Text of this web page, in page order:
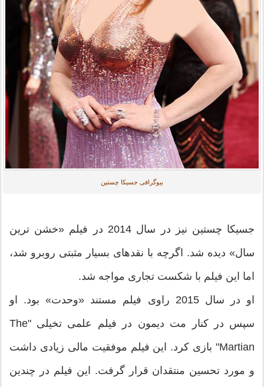
بیوگرافی جسیکا چستین
جسیکا چستین نیز در سال 2014 در فیلم «خشن ترین
سال» دیده شد. اگرچه با نقدهای بسیار مثبتی روبرو شد،
اما این فیلم با شکست تجاری مواجه شد.
او در سال 2015 راوی فیلم مستند «وحدت» بود. او
سپس در کنار مت دیمون در فیلم علمی تخیلی "The
Martian" بازی کرد. این فیلم موفقیت مالی زیادی داشت
و مورد تحسین منتقدان قرار گرفت. این فیلم در چندین